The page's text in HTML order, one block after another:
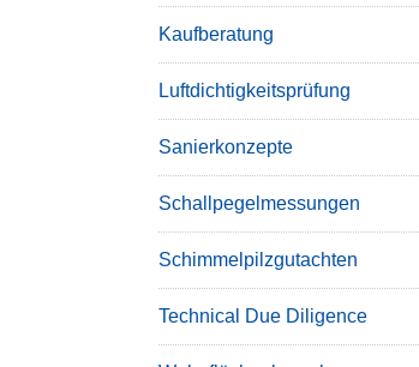
Kaufberatung
Luftdichtigkeitsprüfung
Sanierkonzepte
Schallpegelmessungen
Schimmelpilzgutachten
Technical Due Diligence